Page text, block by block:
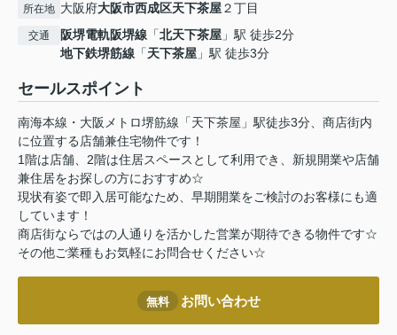
所在地 大阪府大阪市西成区天下茶屋２丁目
交通 阪堺電軌阪堺線 「北天下茶屋 」駅 徒歩2分
地下鉄堺筋線 「天下茶屋 」駅 徒歩3分
セールスポイント
南海本線・大阪メトロ堺筋線「天下茶屋」駅徒歩3分、商店街内
に位置する店舗兼住宅物件です！
1階は店舗、2階は住居スペースとして利用でき、新規開業や店舗
兼住居をお探しの方におすすめ☆
現状有姿で即入居可能なため、早期開業をご検討のお客様にも適
しています！
商店街ならではの人通りを活かした営業が期待できる物件です☆
その他ご業種もお気軽にお問合せください☆
無料 お問い合わせ